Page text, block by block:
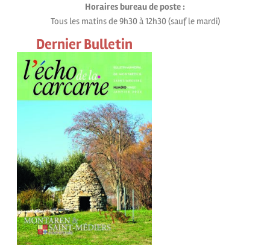
Horaires bureau de poste :
Tous les matins de 9h30 à 12h30 (sauf le mardi)
Dernier Bulletin